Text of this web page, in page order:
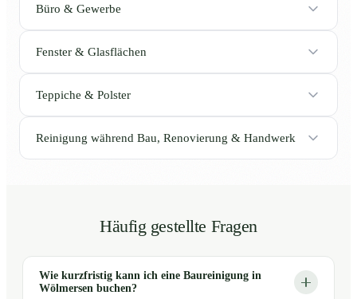
Büro & Gewerbe
Fenster & Glasflächen
Teppiche & Polster
Reinigung während Bau, Renovierung & Handwerk
Häufig gestellte Fragen
Wie kurzfristig kann ich eine Baureinigung in
Wölmersen buchen?